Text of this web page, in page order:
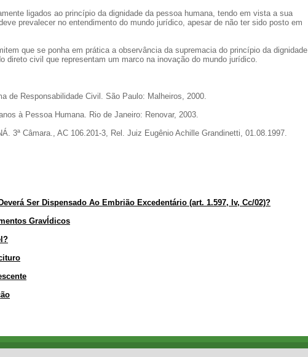
ligados ao princípio da dignidade da pessoa humana, tendo em vista a sua
prevalecer no entendimento do mundo jurídico, apesar de não ter sido posto em
que se ponha em prática a observância da supremacia do princípio da dignidade
direto civil que representam um marco na inovação do mundo jurídico.
de Responsabilidade Civil. São Paulo: Malheiros, 2000.
à Pessoa Humana. Rio de Janeiro: Renovar, 2003.
3ª Câmara., AC 106.201-3, Rel. Juiz Eugênio Achille Grandinetti, 01.08.1997.
Ser Dispensado Ao Embrião Excedentário (art. 1.597, Iv, Cc/02)?
GravÍdicos